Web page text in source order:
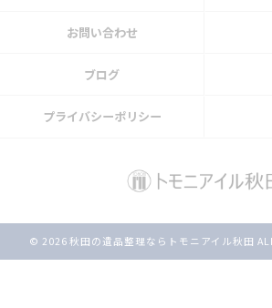
お問い合わせ
ブログ
プライバシーポリシー
© 2026 秋田の遺品整理ならトモニアイル秋田